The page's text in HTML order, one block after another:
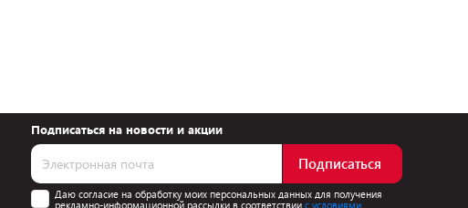
Подписаться на новости и акции
Подписаться
Даю согласие на обработку моих персональных данных для получения
рекламно-информационной рассылки в соответствиис условиями